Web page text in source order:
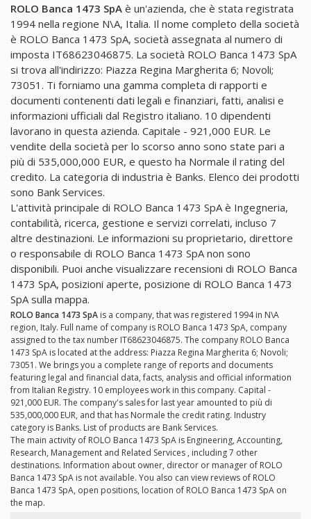
ROLO Banca 1473 SpA è un'azienda, che è stata registrata
1994 nella regione N\A, Italia. Il nome completo della società
è ROLO Banca 1473 SpA, società assegnata al numero di
imposta IT68623046875. La società ROLO Banca 1473 SpA
si trova all'indirizzo: Piazza Regina Margherita 6; Novoli;
73051. Ti forniamo una gamma completa di rapporti e
documenti contenenti dati legali e finanziari, fatti, analisi e
informazioni ufficiali dal Registro italiano. 10 dipendenti
lavorano in questa azienda. Capitale - 921,000 EUR. Le
vendite della società per lo scorso anno sono state pari a
più di 535,000,000 EUR, e questo ha Normale il rating del
credito. La categoria di industria è Banks. Elenco dei prodotti
sono Bank Services.
L'attività principale di ROLO Banca 1473 SpA è Ingegneria,
contabilità, ricerca, gestione e servizi correlati, incluso 7
altre destinazioni. Le informazioni su proprietario, direttore
o responsabile di ROLO Banca 1473 SpA non sono
disponibili. Puoi anche visualizzare recensioni di ROLO Banca
1473 SpA, posizioni aperte, posizione di ROLO Banca 1473
SpA sulla mappa.
ROLO Banca 1473 SpA is a company, that was registered 1994 in N\A
region, Italy. Full name of company is ROLO Banca 1473 SpA, company
assigned to the tax number IT68623046875. The company ROLO Banca
1473 SpA is located at the address: Piazza Regina Margherita 6; Novoli;
73051. We brings you a complete range of reports and documents
featuring legal and financial data, facts, analysis and official information
from Italian Registry. 10 employees work in this company. Capital -
921,000 EUR. The company's sales for last year amounted to più di
535,000,000 EUR, and that has Normale the credit rating. Industry
category is Banks. List of products are Bank Services.
The main activity of ROLO Banca 1473 SpA is Engineering, Accounting,
Research, Management and Related Services , including 7 other
destinations. Information about owner, director or manager of ROLO
Banca 1473 SpA is not available. You also can view reviews of ROLO
Banca 1473 SpA, open positions, location of ROLO Banca 1473 SpA on
the map.